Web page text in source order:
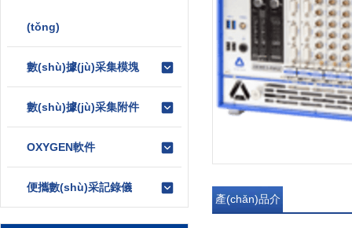
(tǒng)
數(shù)據(jù)采集模塊
數(shù)據(jù)采集附件
OXYGEN軟件
便攜數(shù)采記錄儀
產(chǎn)品介